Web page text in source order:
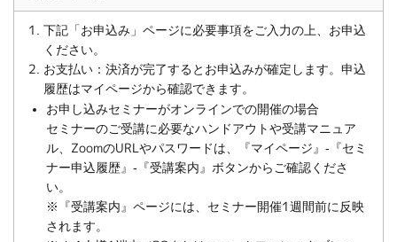
下記「お申込み」ページに必要事項をご入力の上、お申込
ください。
お支払い：決済が完了するとお申込みが確定します。申込
履歴はマイページから確認できます。
お申し込みセミナーがオンラインでの開催の場合
セミナーのご受講に必要なハンドアウトや受講マニュア
ル、ZoomのURLやパスワードは、『マイページ』-『セミ
ナー申込履歴』-『受講案内』ボタンからご確認くださ
い。
※『受講案内』ページには、セミナー開催1週間前に反映
されます。